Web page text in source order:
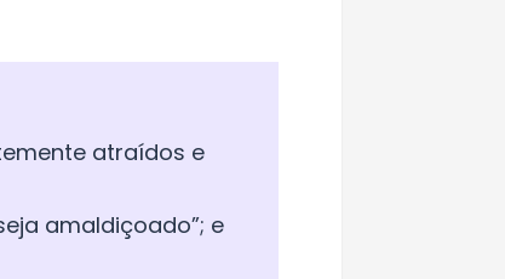
atraídos e
amaldiçoado”; e